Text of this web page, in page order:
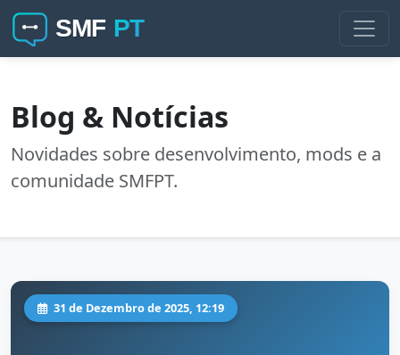
Blog & Notícias
Novidades sobre desenvolvimento, mods e a
comunidade SMFPT.
31 de Dezembro de 2025, 12:19